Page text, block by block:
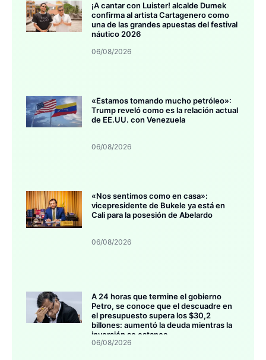
¡A cantar con Luister! alcalde Dumek
confirma al artista Cartagenero como
una de las grandes apuestas del festival
náutico 2026
06/08/2026
«Estamos tomando mucho petróleo»:
Trump reveló como es la relación actual
de EE.UU. con Venezuela
06/08/2026
«Nos sentimos como en casa»:
vicepresidente de Bukele ya está en
Cali para la posesión de Abelardo
06/08/2026
A 24 horas que termine el gobierno
Petro, se conoce que el descuadre en
el presupuesto supera los $30,2
billones: aumentó la deuda mientras la
inversión se estanca
06/08/2026